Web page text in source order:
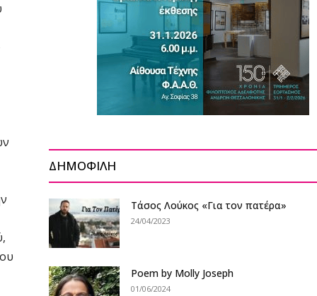
ΔΗΜΟΦΙΛΗ
Tάσος Λούκος «Για τον πατέρα»
24/04/2023
Poem by Molly Joseph
01/06/2024